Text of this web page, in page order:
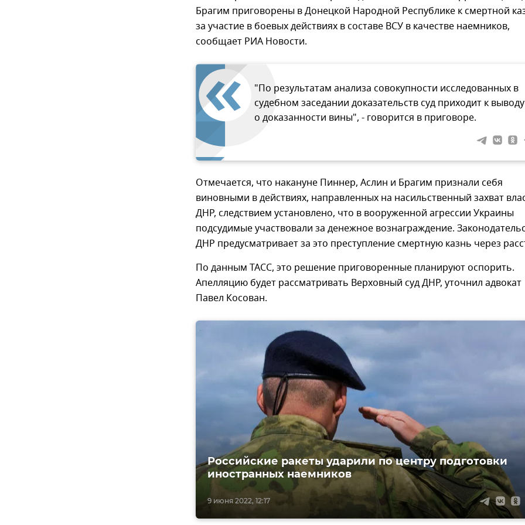
Брагим приговорены в Донецкой Народной Республике к смертной
за участие в боевых действиях в составе ВСУ в качестве наемников,
сообщает РИА Новости.
"По результатам анализа совокупности исследованных в
судебном заседании доказательств суд приходит к выводу
о доказанности вины", - говорится в приговоре.
Отмечается, что накануне Пиннер, Аслин и Брагим признали себя
виновными в действиях, направленных на насильственный захват
ДНР, следствием установлено, что в вооруженной агрессии Украины
подсудимые участвовали за денежное вознаграждение.
ДНР предусматривает за это преступление смертную казнь через
По данным ТАСС, это решение приговоренные планируют оспорить.
Апелляцию будет рассматривать Верховный суд ДНР, уточнил адвокат
Павел Косован.
9 июня 2022, 12:17
Российские ракеты ударили по центру подготовки
иностранных наемников